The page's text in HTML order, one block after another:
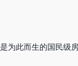
为此而生的国民级